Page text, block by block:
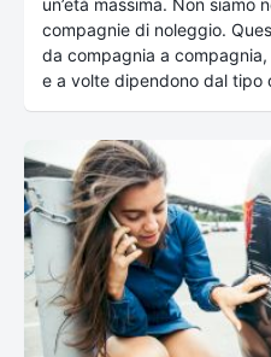
compagnie di noleggio.
da compagnia a
e a volte dipendono dal tipo